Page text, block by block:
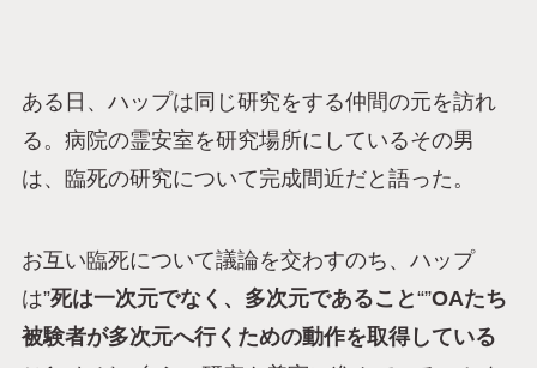
ある日、ハップは同じ研究をする仲間の元を訪れ
る。病院の霊安室を研究場所にしているその男
は、臨死の研究について完成間近だと語った。
お互い臨死について議論を交わすのち、ハップ
は”死は一次元でなく、多次元であること“”OAたち
被験者が多次元へ行くための動作を取得している